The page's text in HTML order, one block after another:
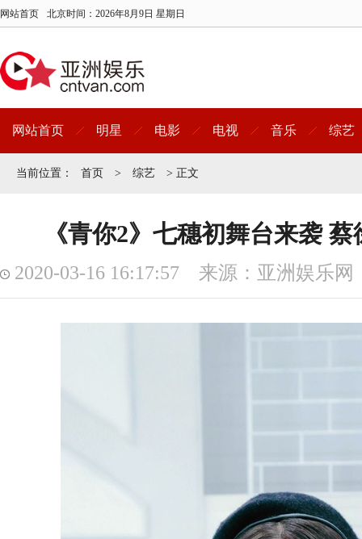
网站首页 北京时间： 2026年8月9日 星期日
网站首页 明星 电影 电视 音乐 综艺
当前位置： 首页 > 综艺 > 正文
《青你2》七穗初舞台来袭
2020-03-16 16:17:57 来源：亚洲娱乐网